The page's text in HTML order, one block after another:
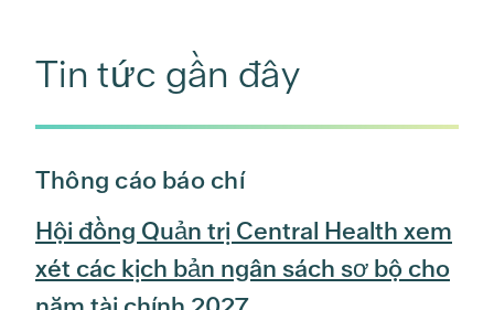
Tin tức gần đây
Thông cáo báo chí
Hội đồng Quản trị Central Health xem
xét các kịch bản ngân sách sơ bộ cho